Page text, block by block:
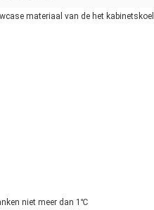
materiaal van de het
niet meer dan 1℃